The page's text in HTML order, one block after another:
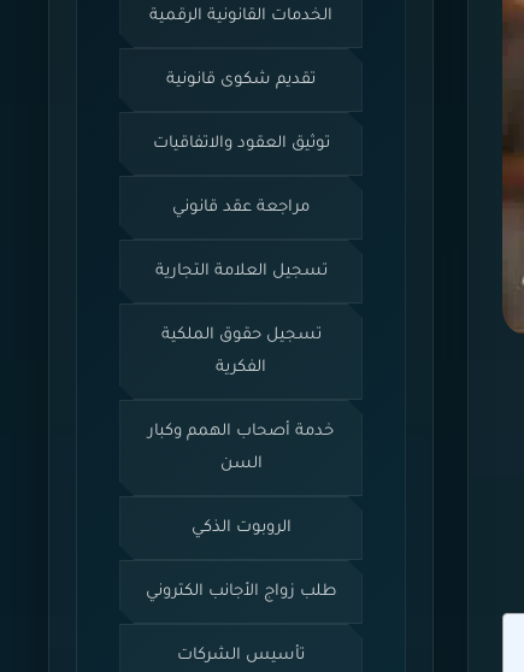
الخدمات القانونية الرقمية
تقديم شكوى قانونية
توثيق العقود والاتفاقيات
مراجعة عقد قانوني
تسجيل العلامة التجارية
تسجيل حقوق الملكية
الفكرية
خدمة أصحاب الهمم وكبار
السن
الروبوت الذكي
طلب زواج الأجانب الكتروني
تأسيس الشركات